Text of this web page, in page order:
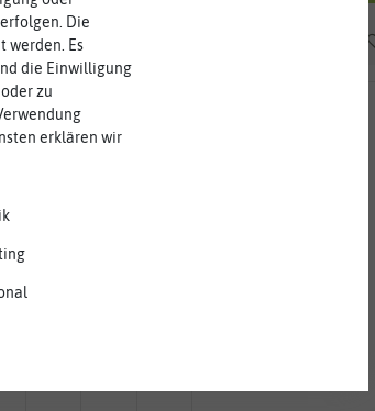
Die
werden. Es
die Einwilligung
zu
erklären wir